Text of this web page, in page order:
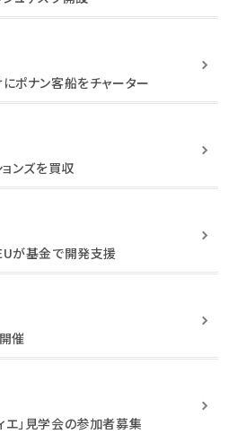
ポナン客船をチャーター
ョンズを買収
が基金で開発支援
催
エ」見学会の参加者募集